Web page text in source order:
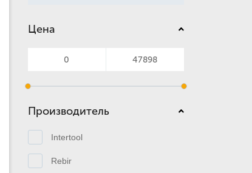
Цена
Производитель
Intertool
Rebir